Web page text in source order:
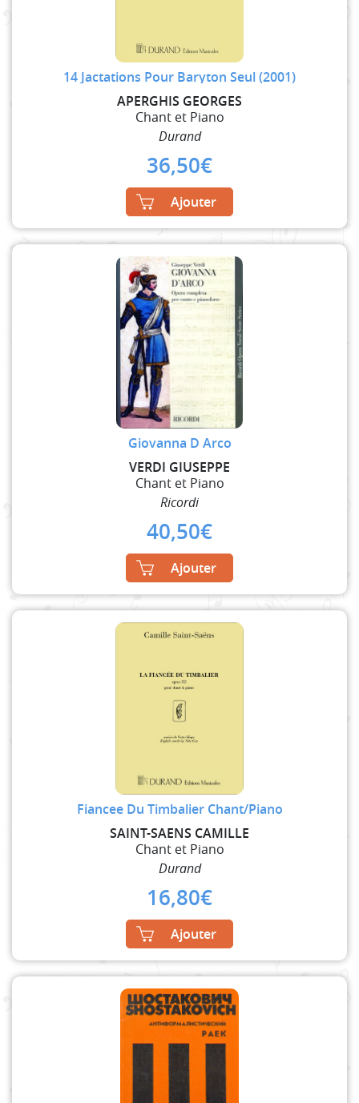
14 Jactations Pour Baryton Seul (2001)
APERGHIS GEORGES
Chant et Piano
Durand
36,50€
Ajouter
Giovanna D Arco
VERDI GIUSEPPE
Chant et Piano
Ricordi
40,50€
Ajouter
Fiancee Du Timbalier Chant/Piano
SAINT-SAENS CAMILLE
Chant et Piano
Durand
16,80€
Ajouter